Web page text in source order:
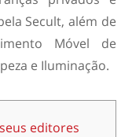
Secult, além de
Móvel de
e Iluminação.
editores